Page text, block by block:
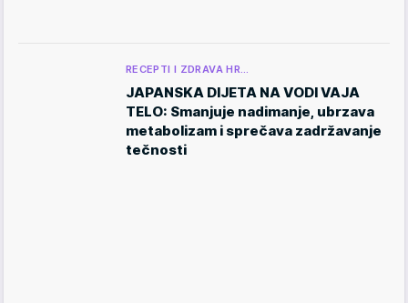
RECEPTI I ZDRAVA HR…
JAPANSKA DIJETA NA VODI VAJA
TELO: Smanjuje nadimanje, ubrzava
metabolizam i sprečava zadržavanje
tečnosti